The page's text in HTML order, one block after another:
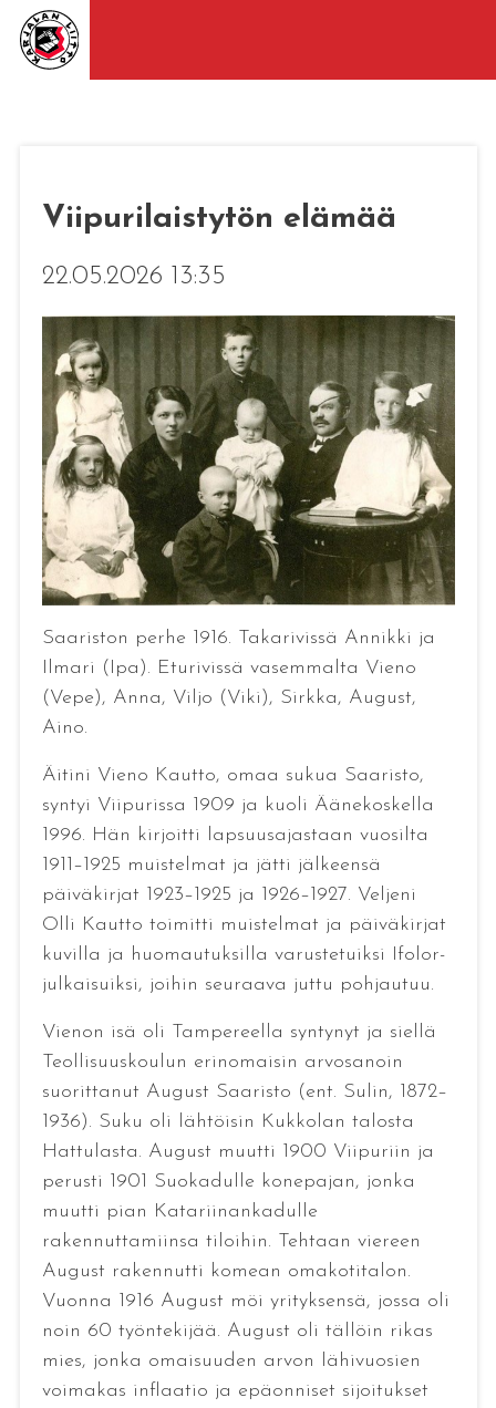
Viipurilaistytön elämää
22.05.2026 13:35
Saariston perhe 1916. Takarivissä Annikki ja
Ilmari (Ipa). Eturivissä vasemmalta Vieno
(Vepe), Anna, Viljo (Viki), Sirkka, August,
Aino.
Äitini Vieno Kautto, omaa sukua Saaristo,
syntyi Viipurissa 1909 ja kuoli Äänekoskella
1996. Hän kirjoitti lapsuusajastaan vuosilta
1911–1925 muistelmat ja jätti jälkeensä
päiväkirjat 1923–1925 ja 1926–1927. Veljeni
Olli Kautto toimitti muistelmat ja päiväkirjat
kuvilla ja huomautuksilla varustetuiksi Ifolor-
julkaisuiksi, joihin seuraava juttu pohjautuu.
Vienon isä oli Tampereella syntynyt ja siellä
Teollisuuskoulun erinomaisin arvosanoin
suorittanut August Saaristo (ent. Sulin, 1872–
1936). Suku oli lähtöisin Kukkolan talosta
Hattulasta. August muutti 1900 Viipuriin ja
perusti 1901 Suokadulle konepajan, jonka
muutti pian Katariinankadulle
rakennuttamiinsa tiloihin. Tehtaan viereen
August rakennutti komean omakotitalon.
Vuonna 1916 August möi yrityksensä, jossa oli
noin 60 työntekijää. August oli tällöin rikas
mies, jonka omaisuuden arvon lähivuosien
voimakas inflaatio ja epäonniset sijoitukset